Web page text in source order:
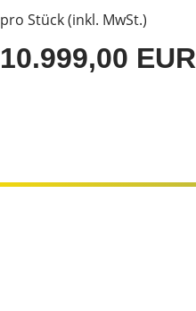
pro Stück (inkl. MwSt.)
10.999,00 EUR